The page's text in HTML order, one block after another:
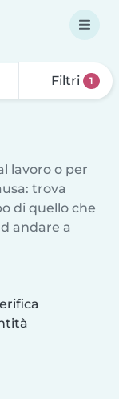
Filtri 1
lavoro o per
trova
di quello che
andare a